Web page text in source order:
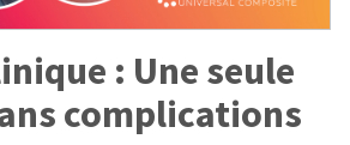
: Une seule
complications